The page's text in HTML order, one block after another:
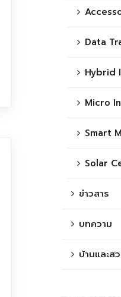
Data
Hybrid
Micro
Smart
Solar
ข่าวสาร
บทความ
บ้านและส